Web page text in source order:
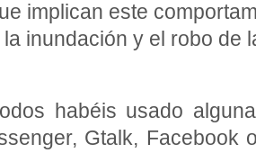
implican este
inundación y el robo de
habéis usado
Gtalk, Facebook